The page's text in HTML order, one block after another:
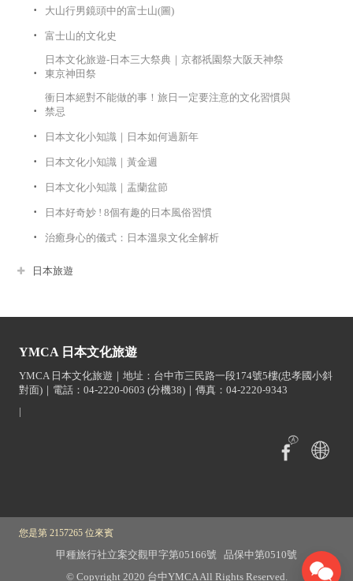
大山行男鏡頭中的富士山(圖)
富士山的文化史
日本文化旅遊-日本三大祭典｜京都祇園祭大阪天神祭
東京神田祭
衝日本絕對不能做的事！旅日一定要注意的文化習慣與
禁忌
日本文化小知識｜日本如何過新年
日本文化小知識｜黃金週
日本文化小知識｜盂蘭盆節
日本好奇妙 ! 8個有趣的日本風俗習慣
治癒身心的儀式：日本溫泉文化全解析
日本旅遊
YMCA 日本文化旅遊
YMCA 日本文化旅遊｜地址：台中市三民路一段174號5樓(忠孝國小斜
對面)｜電話：04-2220-0603 (分機38)｜傳真：04-2220-9343
|
您是第 2157265 位來賓
甲種旅行社立案交觀甲字第05166號 品保中第0510號
© Copyright 2020 台中YMCA All Rights Reserved.